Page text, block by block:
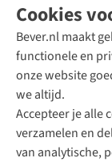
Cookies
Bever.nl maakt
functionele en
onze website
we altijd.
Accepteer je alle
verzamelen en
van analytische,
Direct advies
+31 (0)85
+31 6 12 28